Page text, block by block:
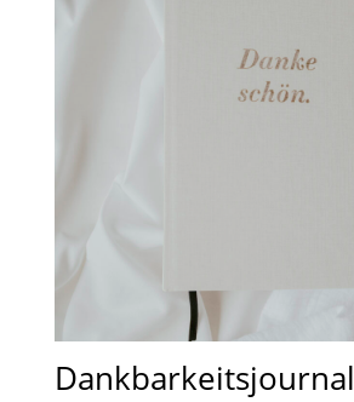
Dankbarkeitsjournal